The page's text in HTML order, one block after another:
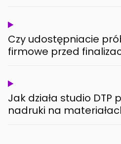
Czy udostępniacie
firmowe przed
Jak działa studio DTP
nadruki na